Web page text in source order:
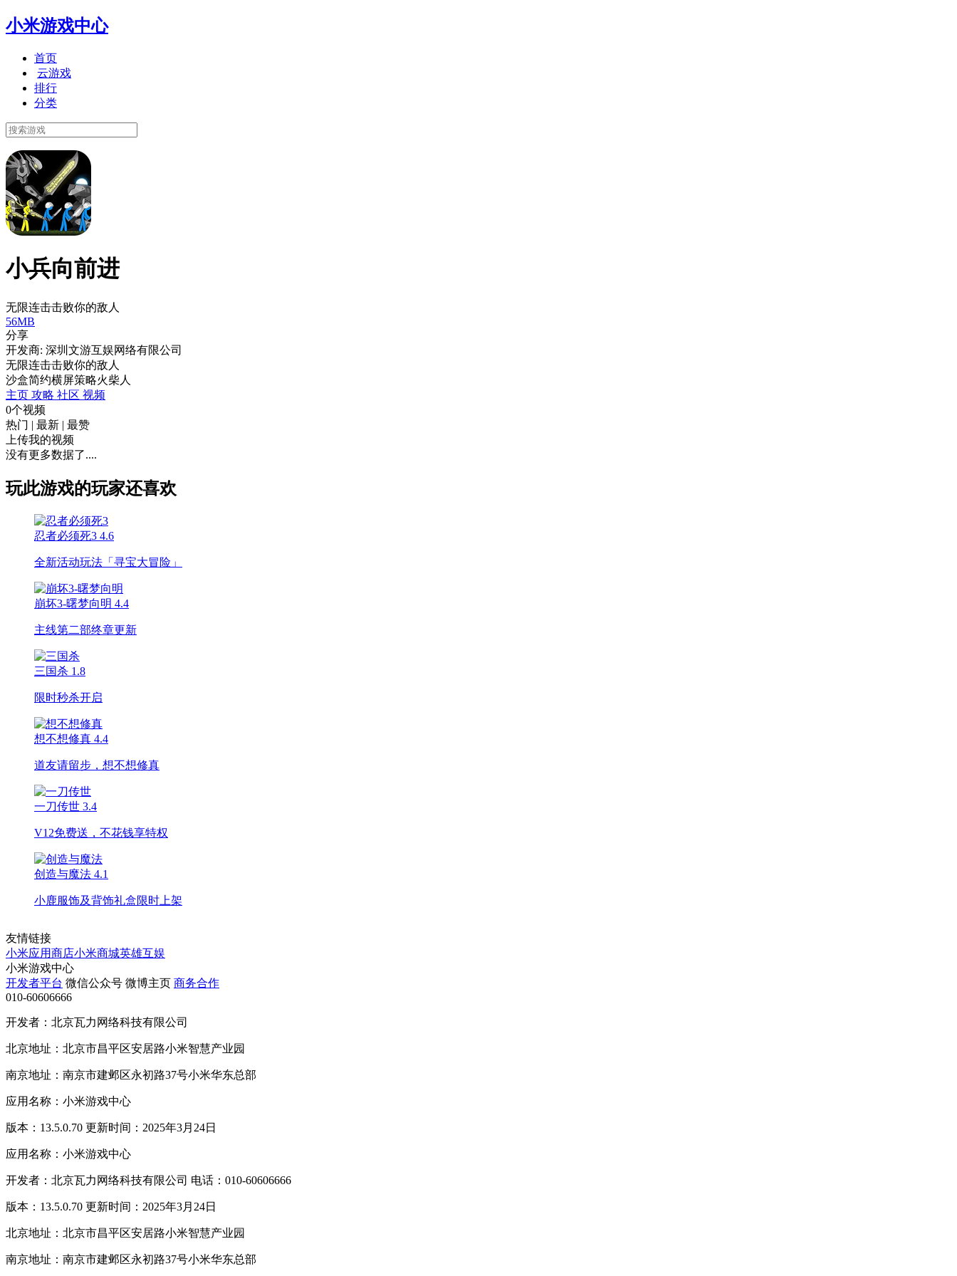
小米游戏中心
首页
云游戏
排行
分类
小兵向前进
无限连击击败你的敌人
56MB
分享
开发商: 深圳文游互娱网络有限公司
无限连击击败你的敌人
沙盒简约横屏策略火柴人
主页 攻略 社区 视频
0个视频
热门 | 最新 | 最赞
上传我的视频
没有更多数据了....
玩此游戏的玩家还喜欢
忍者必须死3 4.6
全新活动玩法「寻宝大冒险」
崩坏3-曙梦向明 4.4
主线第二部终章更新
三国杀 1.8
限时秒杀开启
想不想修真 4.4
道友请留步，想不想修真
一刀传世 3.4
V12免费送，不花钱享特权
创造与魔法 4.1
小鹿服饰及背饰礼盒限时上架
友情链接
小米应用商店小米商城英雄互娱
小米游戏中心
开发者平台 微信公众号 微博主页 商务合作
010-60606666
开发者：北京瓦力网络科技有限公司
北京地址：北京市昌平区安居路小米智慧产业园
南京地址：南京市建邺区永初路37号小米华东总部
应用名称：小米游戏中心
版本：13.5.0.70 更新时间：2025年3月24日
应用名称：小米游戏中心
开发者：北京瓦力网络科技有限公司 电话：010-60606666
版本：13.5.0.70 更新时间：2025年3月24日
北京地址：北京市昌平区安居路小米智慧产业园
南京地址：南京市建邺区永初路37号小米华东总部